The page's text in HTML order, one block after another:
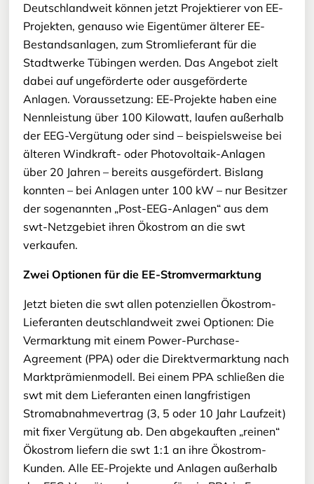
Deutschlandweit können jetzt Projektierer von EE-
Projekten, genauso wie Eigentümer älterer EE-
Bestandsanlagen, zum Stromlieferant für die
Stadtwerke Tübingen werden. Das Angebot zielt
dabei auf ungeförderte oder ausgeförderte
Anlagen. Voraussetzung: EE-Projekte haben eine
Nennleistung über 100 Kilowatt, laufen außerhalb
der EEG-Vergütung oder sind – beispielsweise bei
älteren Windkraft- oder Photovoltaik-Anlagen
über 20 Jahren – bereits ausgefördert. Bislang
konnten – bei Anlagen unter 100 kW – nur Besitzer
der sogenannten „Post-EEG-Anlagen“ aus dem
swt-Netzgebiet ihren Ökostrom an die swt
verkaufen.
Zwei Optionen für die EE-Stromvermarktung
Jetzt bieten die swt allen potenziellen Ökostrom-
Lieferanten deutschlandweit zwei Optionen: Die
Vermarktung mit einem Power-Purchase-
Agreement (PPA) oder die Direktvermarktung nach
Marktprämienmodell. Bei einem PPA schließen die
swt mit dem Lieferanten einen langfristigen
Stromabnahmevertrag (3, 5 oder 10 Jahr Laufzeit)
mit fixer Vergütung ab. Den abgekauften „reinen“
Ökostrom liefern die swt 1:1 an ihre Ökostrom-
Kunden. Alle EE-Projekte und Anlagen außerhalb